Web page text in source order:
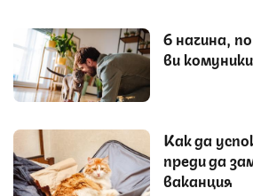
6 начина,
ви
Как да
преди да
ваканция